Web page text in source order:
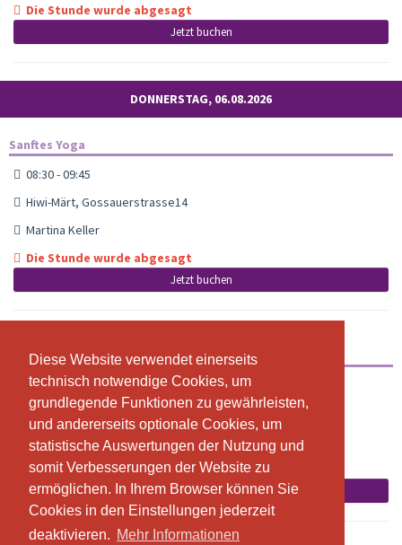
Diese Website verwendet einerseits
technisch notwendige Cookies, um
grundlegende Funktionen zu gewährleisten,
und andererseits optionale Cookies, um
statistische Auswertungen der Nutzung und
somit Verbesserungen der Website zu
ermöglichen. In Ihrem Browser können Sie
Cookies in den Einstellungen jederzeit
deaktivieren. Mehr Informationen
Diese Website verwendet einerseits
technisch notwendige Cookies, um
grundlegende Funktionen zu gewährleisten,
und andererseits optionale Cookies, um
statistische Auswertungen der Nutzung und
somit Verbesserungen der Website zu
ermöglichen. In Ihrem Browser können Sie
Cookies in den Einstellungen jederzeit
deaktivieren. Mehr Informationen
Die Stunde wurde abgesagt
Jetzt buchen
DONNERSTAG, 06.08.2026
Sanftes Yoga
08:30 - 09:45
Hiwi-Märt, Gossauerstrasse14
Martina Keller
Die Stunde wurde abgesagt
Jetzt buchen
Yoga
19:00 - 20:15
Hiwi-Märt, Gossauerstrasse 14
Martina Keller
Die Stunde wurde abgesagt
Jetzt buchen